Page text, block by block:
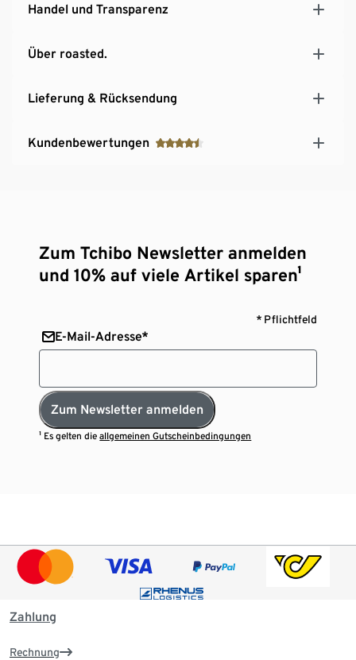
Handel und Transparenz
Über roasted.
Lieferung & Rücksendung
Kundenbewertungen
Zum Tchibo Newsletter anmelden
und 10% auf viele Artikel sparen¹
* Pflichtfeld
E-Mail-Adresse*
Zum Newsletter anmelden
¹ Es gelten dieallgemeinen Gutscheinbedingungen
Zahlung
Rechnung